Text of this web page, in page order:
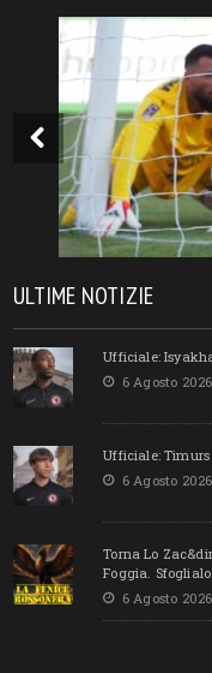
ULTIME NOTIZIE
Ufficiale:
6 Agosto 2026
Ufficiale:
6 Agosto 2026
Torna Lo
Foggia.
6 Agosto 2026